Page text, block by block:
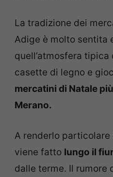
La tradizione dei
Adige è molto sentita
quell’atmosfera tipica
casette di legno e
mercatini di Natale
Merano.
A renderlo particolare
viene fatto lungo il
dalle terme. Il rumore